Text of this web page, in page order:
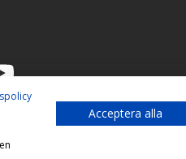
Acceptera alla